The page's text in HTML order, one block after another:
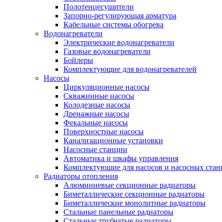
Полотенцесушители
Запорно-регулирующая арматура
Кабельные системы обогрева
Водонагреватели
Электрические водонагреватели
Газовые водонагреватели
Бойлеры
Комплектующие для водонагревателей
Насосы
Циркуляционные насосы
Скважинные насосы
Колодезные насосы
Дренажные насосы
Фекальные насосы
Поверхностные насосы
Канализационные установки
Насосные станции
Автоматика и шкафы управления
Комплектующие для насосов и насосных
Радиаторы отопления
Алюминиевые секционные радиаторы
Биметаллические секционные радиаторы
Биметаллические монолитные радиаторы
Стальные панельные радиаторы